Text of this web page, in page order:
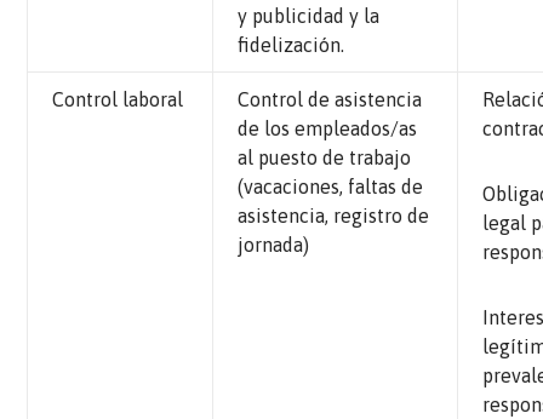
y publicidad y la
fidelización.
Control laboral
Control de asistencia
de los empleados/as
al puesto de trabajo
(vacaciones, faltas de
asistencia, registro de
jornada)
legal